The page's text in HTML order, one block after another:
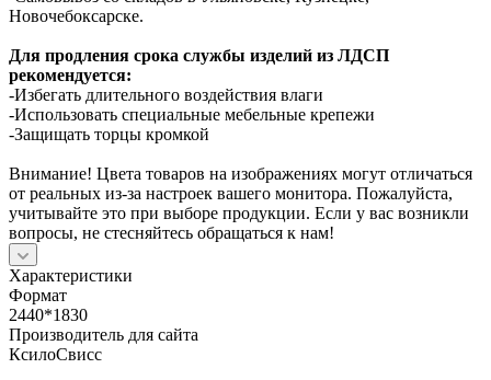
Новочебоксарске.
Для продления срока службы изделий из ЛДСП
рекомендуется:
-Избегать длительного воздействия влаги
-Использовать специальные мебельные крепежи
-Защищать торцы кромкой
Внимание! Цвета товаров на изображениях могут отличаться
от реальных из-за настроек вашего монитора. Пожалуйста,
учитывайте это при выборе продукции. Если у вас возникли
вопросы, не стесняйтесь обращаться к нам!
Характеристики
Формат
2440*1830
Производитель для сайта
КсилоСвисс